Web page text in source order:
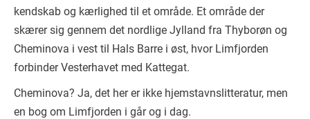
kendskab og kærlighed til et område. Et område der
skærer sig gennem det nordlige Jylland fra Thyborøn og
Cheminova i vest til Hals Barre i øst, hvor Limfjorden
forbinder Vesterhavet med Kattegat.
Cheminova? Ja, det her er ikke hjemstavnslitteratur, men
en bog om Limfjorden i går og i dag.